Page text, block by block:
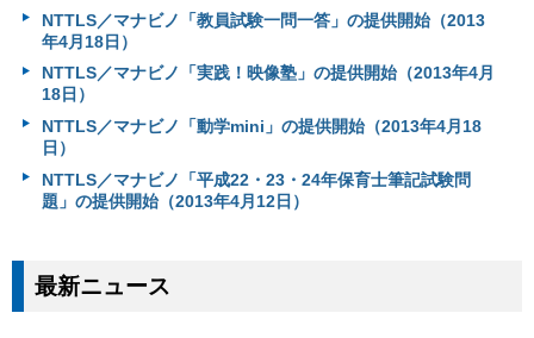
NTTLS／マナビノ「教員試験一問一答」の提供開始（2013
年4月18日）
NTTLS／マナビノ「実践！映像塾」の提供開始（2013年4月
18日）
NTTLS／マナビノ「動学mini」の提供開始（2013年4月18
日）
NTTLS／マナビノ「平成22・23・24年保育士筆記試験問
題」の提供開始（2013年4月12日）
最新ニュース